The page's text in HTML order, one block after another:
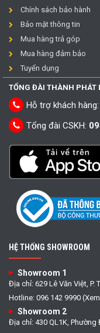
Chính sách bảo hành
Bảo mật thông tin
Mua hàng trả góp
Mua hàng đảm bảo
Tuyển dụng
TỔNG ĐÀI THÀNH PHÁT
Hỗ trợ khách hàng:
Tổng đài CSKH:
HỆ THỐNG SHOWROOM
Showroom 1
Địa chỉ: 629 Lê Văn Việt, P.
Hotline: 096 142 9990
Showroom 2
Địa chỉ: 430 QL1K, Phường